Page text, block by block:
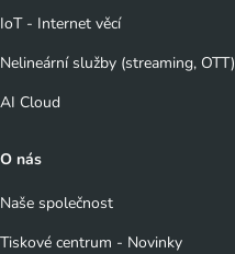
IoT - Internet věcí
Nelineární služby (streaming, OTT)
AI Cloud
O nás
Naše společnost
Tiskové centrum - Novinky